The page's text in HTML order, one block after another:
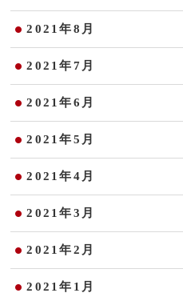
2021年8月
2021年7月
2021年6月
2021年5月
2021年4月
2021年3月
2021年2月
2021年1月